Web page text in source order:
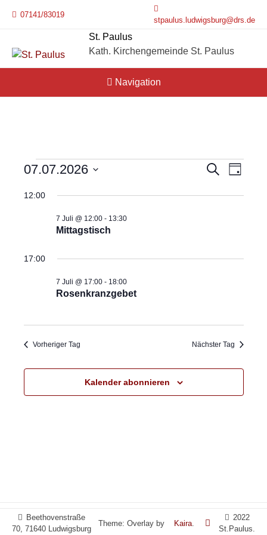
07141/83019
stpaulus.ludwigsburg@drs.de
St. Paulus
Kath. Kirchengemeinde St. Paulus
Navigation
Veranstaltungen
Juli
Suche
Tag
07.07.2026
wählen.
12:00
Mittagstisch
7 Juli @ 12:00- 13:30
17:00
Rosenkranzgebet
7 Juli @ 17:00- 18:00
Vorheriger Tag Nächster Tag
Kalender abonnieren
Theme: Overlay by Kaira
2022
St.Paulus.
Beethovenstraße
70, 71640 Ludwigsburg